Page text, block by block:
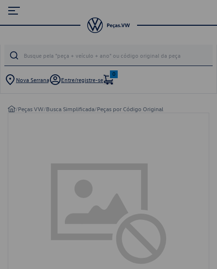
Nova Serrana Entre/registre-se
0
/Peças VW/Busca Simplificada/Peças por Código Original